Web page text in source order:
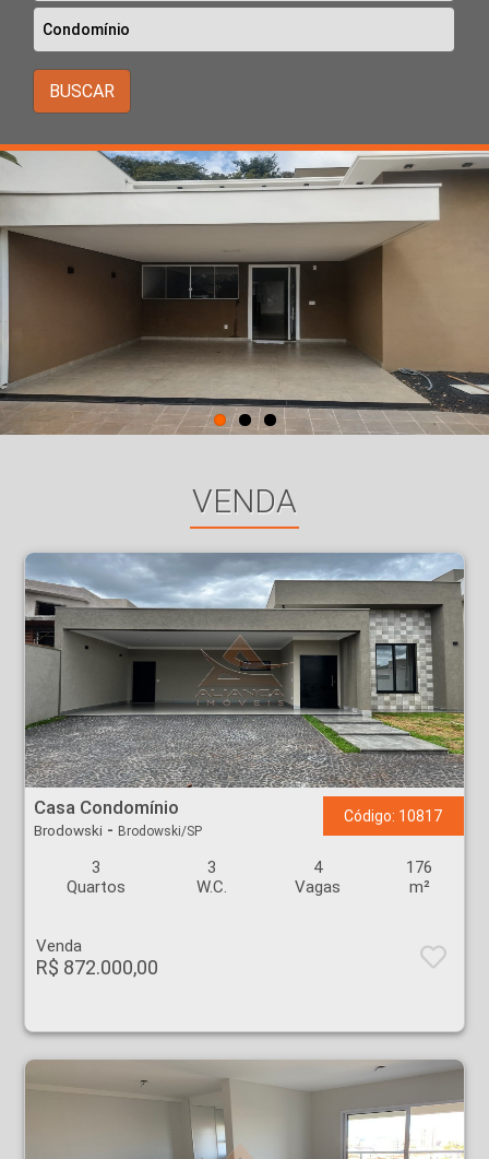
BUSCAR
VENDA
Casa Condomínio - Brodowski - Brodowski
Casa Condomínio
Brodowski - Brodowski/SP
Código: 10817
3
Quartos
3
W.C.
4
Vagas
176
m²
Venda
R$ 872.000,00